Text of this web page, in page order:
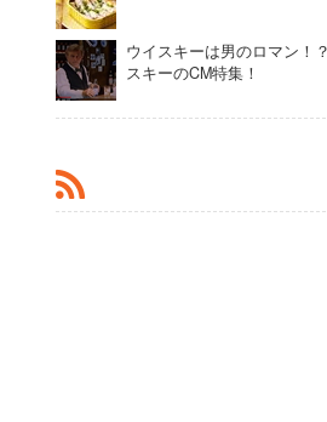
ウイスキーは男のロマン！
スキーのCM特集！